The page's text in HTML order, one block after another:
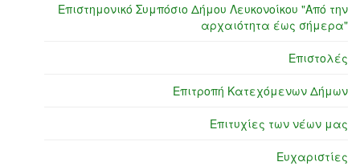
Επιστημονικό Συμπόσιο Δήμου Λευκονοίκου "Από την
αρχαιότητα έως σήμερα"
Επιστολές
Επιτροπή Κατεχόμενων Δήμων
Επιτυχίες των νέων μας
Ευχαριστίες